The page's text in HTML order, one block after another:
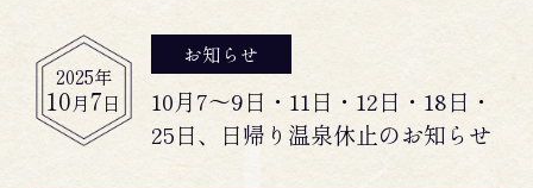
2025年
10月7日
お知らせ
10月7～9日・11日・12日・18日・
25日、日帰り温泉休止のお知らせ